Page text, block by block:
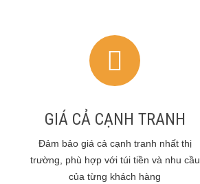
GIÁ CẢ CẠNH TRANH
Đảm bảo giá cả cạnh tranh nhất thị
trường, phù hợp với túi tiền và nhu cầu
của từng khách hàng